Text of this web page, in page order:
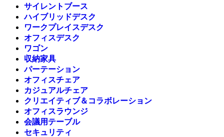
サイレントブース
ハイブリッドデスク
ワークプレイスデスク
オフィスデスク
ワゴン
収納家具
パーテーション
オフィスチェア
カジュアルチェア
クリエイティブ＆コラボレーション
オフィスラウンジ
会議用テーブル
セキュリティ